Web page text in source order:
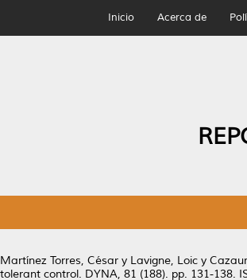
Inicio Acerca de
Martínez Torres, César y Lavigne, Loic y
tolerant control. DYNA, 81 (188). pp. 131-138.